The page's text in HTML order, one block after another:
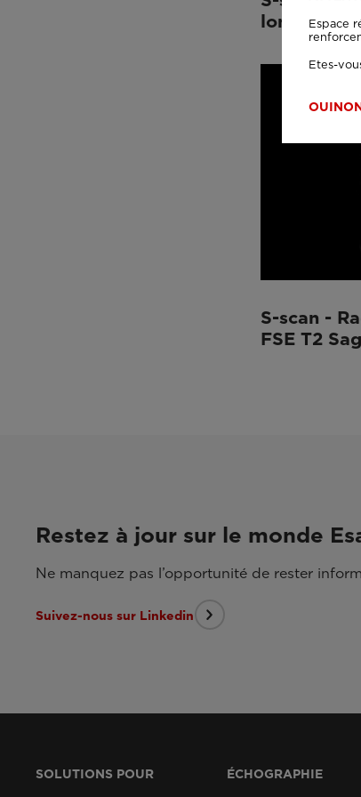
lombaire
S-scan -
FSE T2
Restez à jour sur le monde
Ne manquez pas l’opportunité de rester
Suivez-nous sur Linkedin
SOLUTIONS POUR ÉCHOGRAPHIE
Espace
Etes-
OUI